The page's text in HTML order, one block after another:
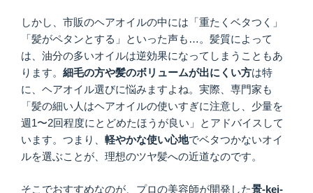
しかし、市販のヘアオイルの中には「重たくベタつく」
「髪がペタンとする」といった声も…。髪質によって
は、油分の多いオイルは逆効果になってしまうこともあ
ります。 細毛の方や髪のボリュームが出にくい方は特
に、ヘアオイル選びに悩みますよね。実際、専門家も
「髪の細い人はヘアオイルの使いすぎに注意し、少量を
週1〜2回程度にとどめたほうが良い」とアドバイスして
います。つまり、 軽やかな使い心地でベタつかないオイ
ルを選ぶことが、理想のツヤ髪への近道なのです。
そこでおすすめなのが、プロの美容師が開発した景-kei-